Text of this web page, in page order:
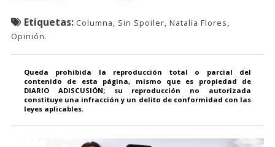
Etiquetas: Columna, Sin Spoiler, Natalia Flores,
Opinión.
Queda prohibida la reproducción total o parcial del
contenido de esta página, mismo que es propiedad de
DIARIO ADISCUSIÓN; su reproducción no autorizada
constituye una infracción y un delito de conformidad con las
leyes aplicables.